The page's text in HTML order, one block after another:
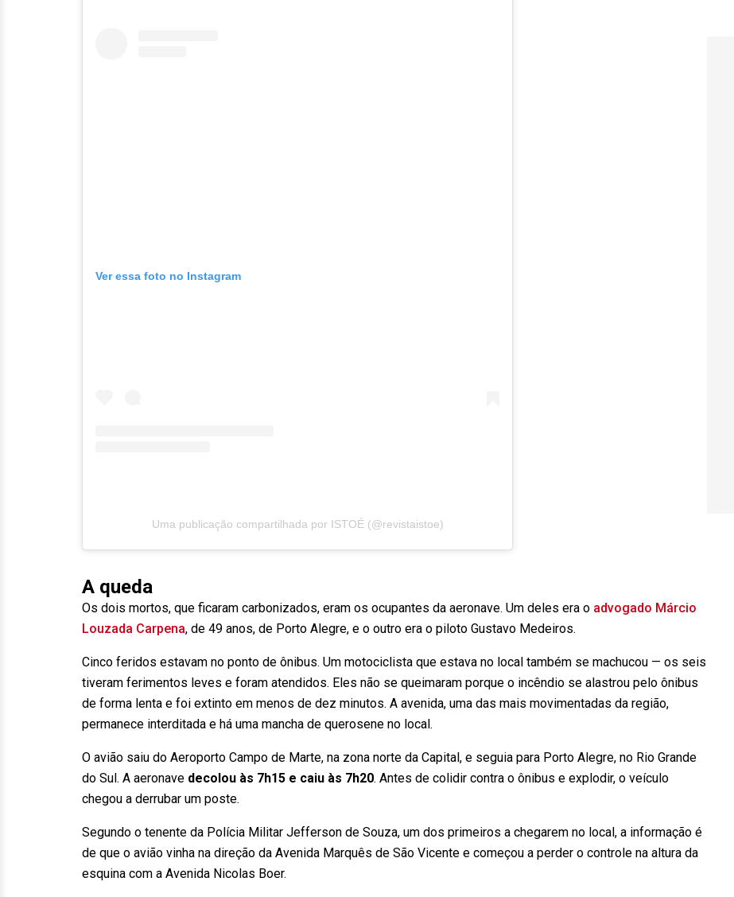
Ver essa foto no Instagram
Uma publicação compartilhada por ISTOÉ (@revistaistoe)
A queda
Os dois mortos, que ficaram carbonizados, eram os ocupantes da aeronave. Um deles era o advogado Márcio
Louzada Carpena, de 49 anos, de Porto Alegre, e o outro era o piloto Gustavo Medeiros.
Cinco feridos estavam no ponto de ônibus. Um motociclista que estava no local também se machucou — os seis
tiveram ferimentos leves e foram atendidos. Eles não se queimaram porque o incêndio se alastrou pelo ônibus
de forma lenta e foi extinto em menos de dez minutos. A avenida, uma das mais movimentadas da região,
permanece interditada e há uma mancha de querosene no local.
O avião saiu do Aeroporto Campo de Marte, na zona norte da Capital, e seguia para Porto Alegre, no Rio Grande
do Sul. A aeronave decolou às 7h15 e caiu às 7h20. Antes de colidir contra o ônibus e explodir, o veículo
chegou a derrubar um poste.
Segundo o tenente da Polícia Militar Jefferson de Souza, um dos primeiros a chegarem no local, a informação é
de que o avião vinha na direção da Avenida Marquês de São Vicente e começou a perder o controle na altura da
esquina com a Avenida Nicolas Boer.